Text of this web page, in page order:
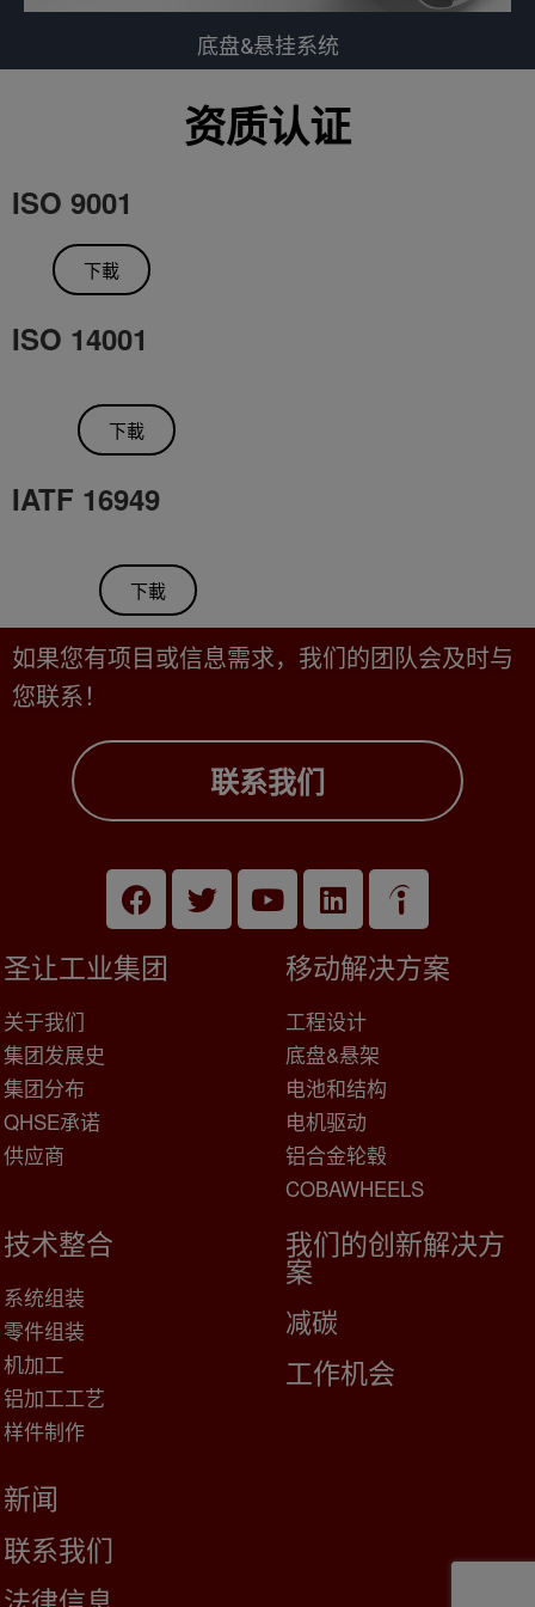
底盘&悬挂系统
资质认证
ISO 9001
下載
ISO 14001
下載
IATF 16949
下載
如果您有项目或信息需求，我们的团队会及时与
您联系！
联系我们
圣让工业集团
关于我们
集团发展史
集团分布
QHSE承诺
供应商
移动解决方案
工程设计
底盘&悬架
电池和结构
电机驱动
铝合金轮毂
COBAWHEELS
技术整合
系统组装
零件组装
机加工
铝加工工艺
样件制作
我们的创新解决方
案
减碳
工作机会
新闻
联系我们